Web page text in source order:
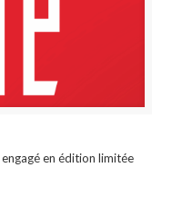
en édition limitée